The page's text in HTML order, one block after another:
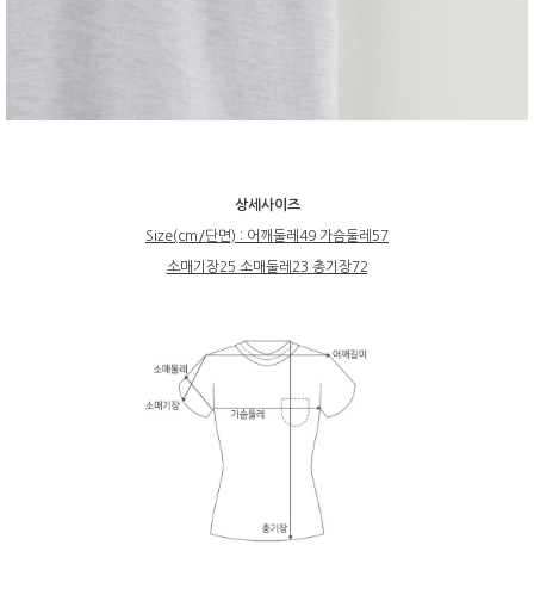
상세사이즈
Size(cm/단면) : 어깨둘레49 가슴둘레57
소매기장25 소매둘레23 총기장72